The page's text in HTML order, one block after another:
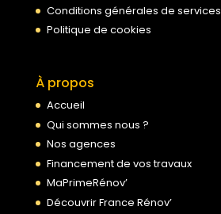
Conditions générales de services
Politique de cookies
À propos
Accueil
Qui sommes nous ?
Nos agences
Financement de vos travaux
MaPrimeRénov’
Découvrir France Rénov’